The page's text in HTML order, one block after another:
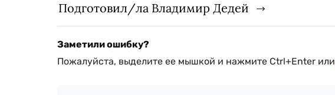
Подготовил/ла Владимир Дедей
Заметили ошибку?
Пожалуйста, выделите ее мышкой и нажмите Ctrl+Enter или